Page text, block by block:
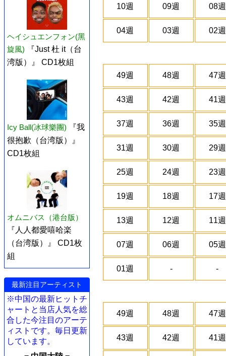
ヘイシュエンフォン(黑
旋風)
『Just 杜 it（台
湾版）』 CD1枚組
Icy Ball(冰球樂團)
『我
很抱歉（台湾版）』
CD1枚組
オムニバス（港台版）
『人人都愛嘻哈楽
（台湾版）』 CD1枚
組
最新注目アーティスト
※中国の最新ヒットチ
ャートと当店人気を総
合した今注目のアーテ
ィストです。毎日更新
しています。
10週 09週 08週
04週 03週 02週
49週 48週 47週
43週 42週 41週
37週 36週 35週
31週 30週 29週
25週 24週 23週
19週 18週 17週
13週 12週 11週
07週 06週 05週
01週 - -
49週 48週 47週
43週 42週 41週